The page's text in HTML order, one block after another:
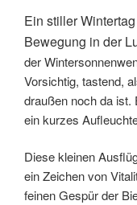
o
o
k
Ein stiller
Bewegung in der
der
Vorsichtig, tastend,
draußen noch da ist.
ein kurzes
Diese kleinen
ein Zeichen von
feinen Gespür der